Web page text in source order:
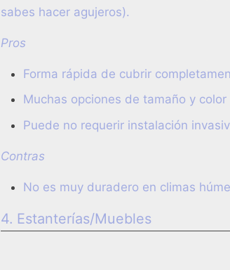
sabes hacer agujeros).
Pros
Forma rápida de cubrir
Muchas opciones de tamaño y color
Puede no requerir instalación
Contras
No es muy duradero en climas
4. Estanterías/Muebles